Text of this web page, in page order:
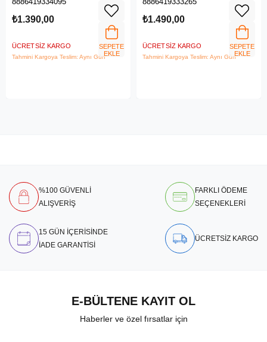
₺1.390,00
ÜCRETSIZ KARGO
Tahmini Kargoya Teslim: Aynı Gün
SEPETE
EKLE
₺1.490,00
ÜCRETSIZ KARGO
Tahmini Kargoya Teslim: Aynı Gün
SEPETE
EKLE
%100 GÜVENLİ
ALIŞVERİŞ
FARKLI ÖDEME
SEÇENEKLERİ
15 GÜN İÇERİSİNDE
İADE GARANTİSİ
ÜCRETSİZ KARGO
E-BÜLTENE KAYIT OL
Haberler ve özel fırsatlar için